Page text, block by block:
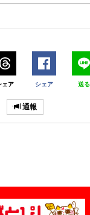
ェア シェア 送る
通報